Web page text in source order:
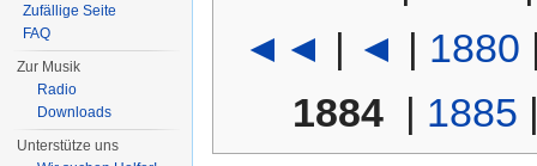
◄◄
◄ 1880
1884
1885
Zufällige Seite
FAQ
Zur Musik
Radio
Downloads
Unterstütze uns